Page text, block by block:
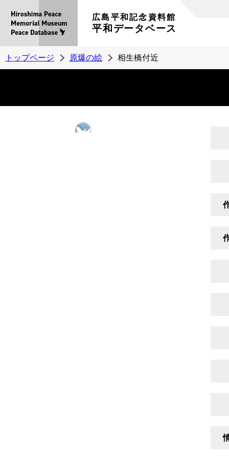
広島平和記念資料館
平和データベース
トップページ 原爆の絵 相生橋付近